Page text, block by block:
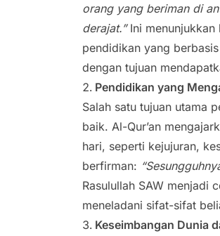
orang yang beriman di
derajat.”Ini menunjukkan
pendidikan yang
dengan tujuan
Pendidikan yang
Salah satu tujuan utama
baik. Al-Qur’an
hari, seperti kejujuran,
berfirman:
Rasulullah SAW menjadi
meneladani sifat-sifat
Keseimbangan Dunia